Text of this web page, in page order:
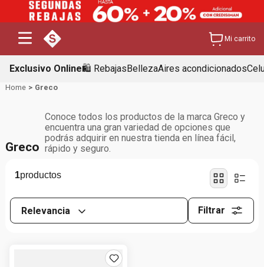
Mi carrito
Exclusivo Online🛍️ RebajasBellezaAires acondicionados
Greco
Greco
Conoce todos los productos de la marca Greco y
encuentra una gran variedad de opciones que
podrás adquirir en nuestra tienda en línea fácil,
rápido y seguro.
1
Relevancia Filtrar